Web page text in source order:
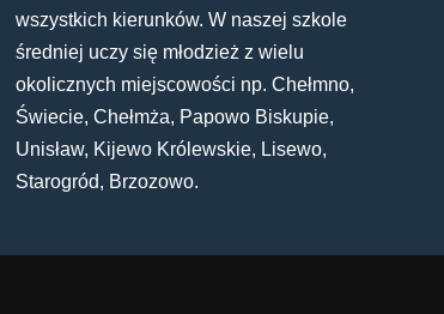
wszystkich kierunków. W naszej szkole
średniej uczy się młodzież z wielu
okolicznych miejscowości np. Chełmno,
Świecie, Chełmża, Papowo Biskupie,
Unisław, Kijewo Królewskie, Lisewo,
Starogród, Brzozowo.